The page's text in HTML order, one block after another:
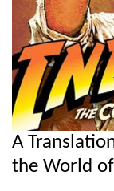
A
the World of